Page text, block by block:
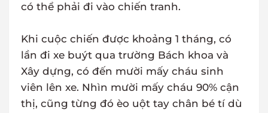
có thể phải đi vào chiến tranh.
Khi cuộc chiến được khoảng 1 tháng, có
lần đi xe buýt qua trường Bách khoa và
Xây dựng, có đến mười mấy cháu sinh
viên lên xe. Nhìn mười mấy cháu 90% cận
thị, cũng từng đó èo uột tay chân bé tí dù